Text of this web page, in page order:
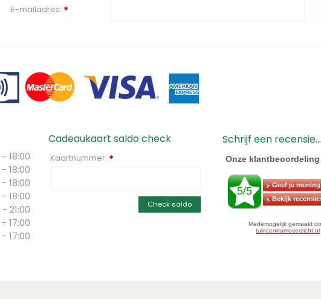
E-mailadres: *
18:00
18:00
18:00
18:00
21:00
17:00
- 17:00
Cadeaukaart saldo check
Kaartnummer: *
Check saldo
Schrijf een recensie...